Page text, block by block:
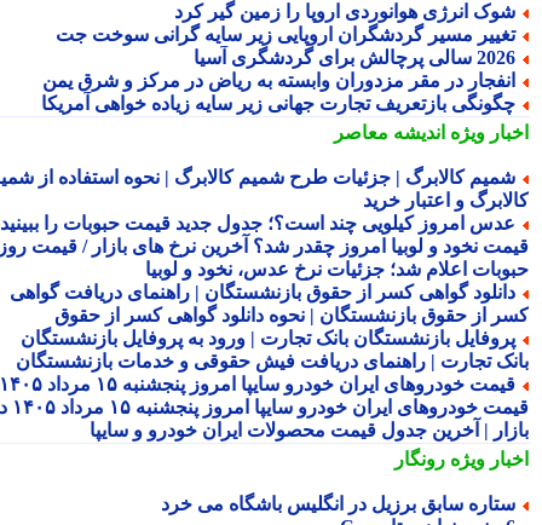
انرژی هوانوردی اروپا را زمین گیر کرد
مسیر گردشگران اروپایی زیر سایه گرانی سوخت جت
سالی پرچالش برای گردشگری آسیا
در مقر مزدوران وابسته به ریاض در مرکز و شرق یمن
بازتعریف تجارت جهانی زیر سایه زیاده خواهی آمریکا
ویژهاندیشه معاصر
کالابرگ | جزئیات طرح شمیم کالابرگ | نحوه استفاده از شمیم
و اعتبار خرید
امروز کیلویی چند است؟؛ جدول جدید قیمت حبوبات را ببینید /
نخود و لوبیا امروز چقدر شد؟ آخرین نرخ های بازار / قیمت روز
اعلام شد؛ جزئیات نرخ عدس، نخود و لوبیا
گواهی کسر از حقوق بازنشستگان | راهنمای دریافت گواهی
از حقوق بازنشستگان | نحوه دانلود گواهی کسر از حقوق
بازنشستگان بانک تجارت | ورود به پروفایل بازنشستگان
تجارت | راهنمای دریافت فیش حقوقی و خدمات بازنشستگان
قیمت خودروهای ایران خودرو سایپا امروز پنجشنبه ۱۵ مرداد ۱۴۰۵ |
قیمت خودروهای ایران خودرو سایپا امروز پنجشنبه ۱۵ مرداد ۱۴۰۵ در
| آخرین جدول قیمت محصولات ایران خودرو و سایپا
ویژهرونگار
سابق برزیل در انگلیس باشگاه می خرد